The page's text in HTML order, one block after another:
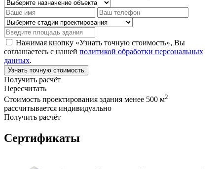
Нажимая кнопку «Узнать точную стоимость», Вы
соглашаетесь с нашей политикой обработки персональных
данных.
Узнать точную стоимость
Получить расчёт
Пересчитать
Стоимость проектирования здания менее 500 м2
рассчитывается индивидуально
Получить расчёт
Сертификаты